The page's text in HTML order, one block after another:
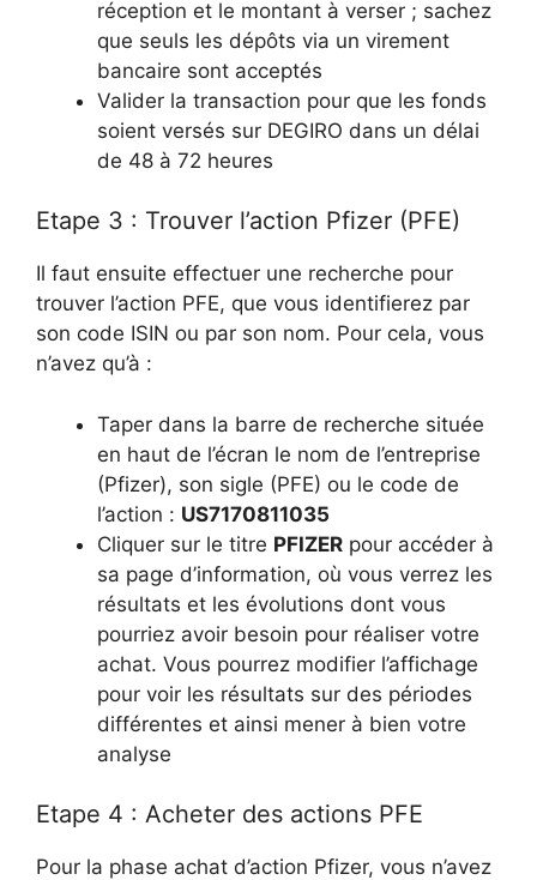
réception et le montant à verser ; sachez
que seuls les dépôts via un virement
bancaire sont acceptés
Valider la transaction pour que les fonds
soient versés sur DEGIRO dans un délai
de 48 à 72 heures
Etape 3 : Trouver l’action Pfizer (PFE)
Il faut ensuite effectuer une recherche pour
trouver l’action PFE, que vous identifierez par
son code ISIN ou par son nom. Pour cela, vous
n’avez qu’à :
Taper dans la barre de recherche située
en haut de l’écran le nom de l’entreprise
(Pfizer), son sigle (PFE) ou le code de
l’action : US7170811035
Cliquer sur le titre PFIZER pour accéder à
sa page d’information, où vous verrez les
résultats et les évolutions dont vous
pourriez avoir besoin pour réaliser votre
achat. Vous pourrez modifier l’affichage
pour voir les résultats sur des périodes
différentes et ainsi mener à bien votre
analyse
Etape 4 : Acheter des actions PFE
Pour la phase achat d’action Pfizer, vous n’avez